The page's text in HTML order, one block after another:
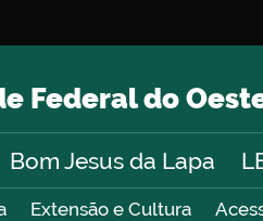
Federal do
Bom Jesus da Lapa
Extensão e Cultura